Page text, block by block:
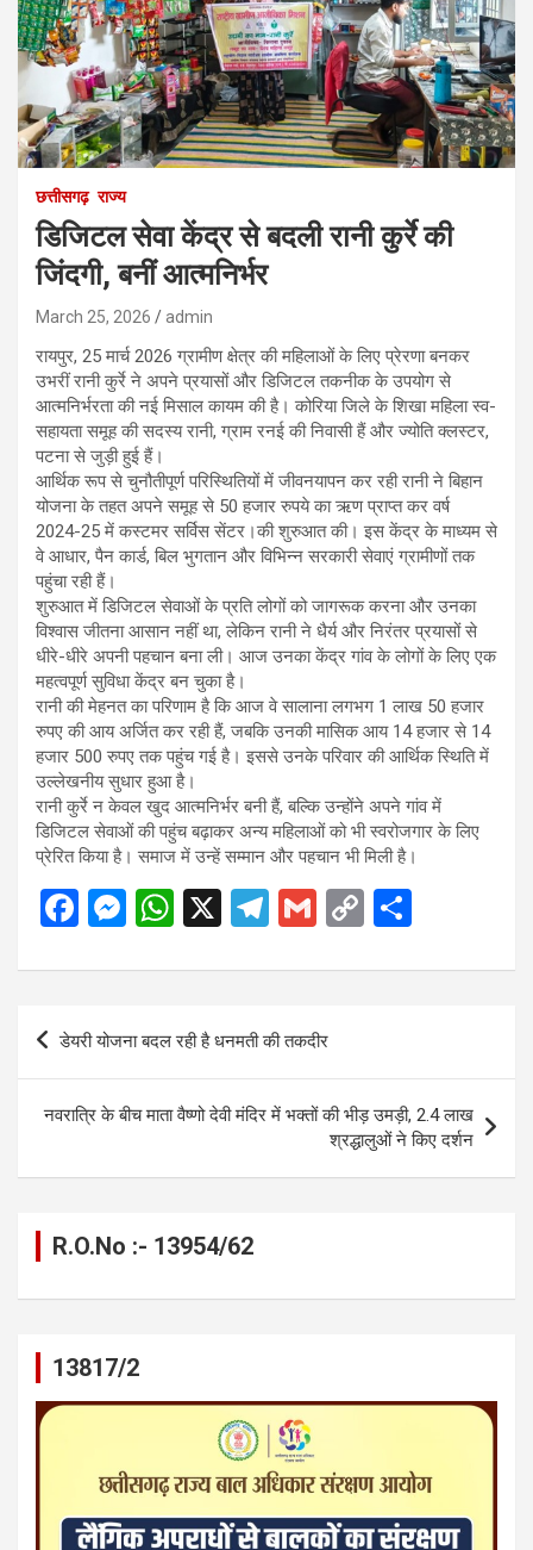
छत्तीसगढ़ राज्य
डिजिटल सेवा केंद्र से बदली रानी कुर्रे की
जिंदगी, बनीं आत्मनिर्भर
March 25, 2026 admin
रायपुर, 25 मार्च 2026 ग्रामीण क्षेत्र की महिलाओं के लिए प्रेरणा बनकर
उभरीं रानी कुर्रे ने अपने प्रयासों और डिजिटल तकनीक के उपयोग से
आत्मनिर्भरता की नई मिसाल कायम की है। कोरिया जिले के शिखा महिला स्व-
सहायता समूह की सदस्य रानी, ग्राम रनई की निवासी हैं और ज्योति क्लस्टर,
पटना से जुड़ी हुई हैं।
आर्थिक रूप से चुनौतीपूर्ण परिस्थितियों में जीवनयापन कर रही रानी ने बिहान
योजना के तहत अपने समूह से 50 हजार रुपये का ऋण प्राप्त कर वर्ष
2024-25 में कस्टमर सर्विस सेंटर।की शुरुआत की। इस केंद्र के माध्यम से
वे आधार, पैन कार्ड, बिल भुगतान और विभिन्न सरकारी सेवाएं ग्रामीणों तक
पहुंचा रही हैं।
शुरुआत में डिजिटल सेवाओं के प्रति लोगों को जागरूक करना और उनका
विश्वास जीतना आसान नहीं था, लेकिन रानी ने धैर्य और निरंतर प्रयासों से
धीरे-धीरे अपनी पहचान बना ली। आज उनका केंद्र गांव के लोगों के लिए एक
महत्वपूर्ण सुविधा केंद्र बन चुका है।
रानी की मेहनत का परिणाम है कि आज वे सालाना लगभग 1 लाख 50 हजार
रुपए की आय अर्जित कर रही हैं, जबकि उनकी मासिक आय 14 हजार से 14
हजार 500 रुपए तक पहुंच गई है। इससे उनके परिवार की आर्थिक स्थिति में
उल्लेखनीय सुधार हुआ है।
रानी कुर्रे न केवल खुद आत्मनिर्भर बनी हैं, बल्कि उन्होंने अपने गांव में
डिजिटल सेवाओं की पहुंच बढ़ाकर अन्य महिलाओं को भी स्वरोजगार के लिए
प्रेरित किया है। समाज में उन्हें सम्मान और पहचान भी मिली है।
F
ce
b
o
o
k
M
se
g
er
W
at
s
A
p
p
X
T
e
gr
a
m
G
ail
C
py
k
ar
Post
डेयरी योजना बदल रही है धनमती की तकदीर
नवरात्रि के बीच माता वैष्णो देवी मंदिर में भक्तों की भीड़ उमड़ी, 2.4 लाख
श्रद्धालुओं ने किए दर्शन
R.O.No :- 13954/62
13817/2